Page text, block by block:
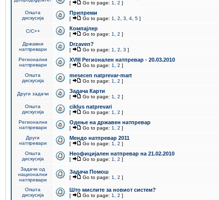
[ Go to page: 1 2 ]
Општа
дискусија
Припреми
[ Go to page: 1 2 3 4 5 ]
C/C++ Компајлер
[ Go to page: 1 2 ]
Државни
натпревари
Drzaven?
[ Go to page: 1 2 3 ]
Регионални
натпревари
XVIII Регионален натпревар - 20.03.2010
[ Go to page: 1 2 ]
Општа
дискусија
mesecen natprevar-mart
[ Go to page: 1 2 ]
Други задачи Задача Карти
[ Go to page: 1 2 ]
Општа
дискусија
ciklus natprevari
[ Go to page: 1 2 ]
Регионални
натпревари
Одење на државен натпревар
[ Go to page: 1 2 ]
Други
натпревари
Мендо натпревар 2011
[ Go to page: 1 2 ]
Општа
дискусија
Неофицијален натпревар на 21.02.2010
[ Go to page: 1 2 ]
Задачи од
национални
натпревари
Задача Помош
[ Go to page: 1 2 ]
Општа
дискусија
Што мислите за новиот систем?
[ Go to page: 1 2 ]